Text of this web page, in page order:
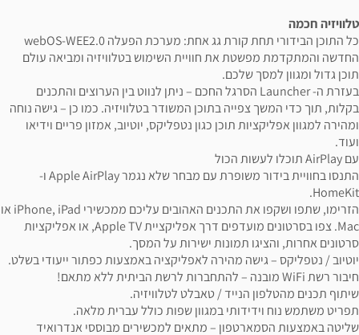
טלוויזיה חכמה
כל התוכן הבידורי תחת קורת גג אחת: מערכת הפעלה webOS-WEE2.0
החדשה והמתקדמת מפשטת את חוויית השימוש בטלוויזיה ומביאה עולם
תוכן גדול ומגוון למסך שלכם.
בעזרת ה- Launcher הסרגל החכם – ניתן לנווט בין הערוצים והתכנים
בקלות, תוך כדי המשך צפייה בתוכן המשודר בטלוויזיה. כמו כן – גישה נוחה
ומהירה למגוון אפליקציות תוכן כגון נטפליקס, יוטיוב, אמזון פריים וידיאו
ועוד.
עם AirPlay תוכלו לעשות הכול
התנסו בחוויית בידור משופרת עם מבחר שלא נגמר Apple AirPlay ו-
HomeKit.
הזרימו, שתפו ושקפו את התכנים האהובים עליכם ממכשירי iPhone, iPad או
Mac. צפו בסרטונים מועדפים דרך אפליקציית Apple TV, או אפליקציות
סרטונים אחרות, והציגו תמונות ישירות על המסך.
יוטיוב / נטפליקס – גישה מהירה לאפליקציה באמצעות כפתור ייעודי בשלט.
חיבור רשת WiFi מובנה – להתחברות לרשת הביתית ללא מתאם!
שיתוף תכנים מהטלפון הנייד / טאבלט לטלוויזיה.
תפריט משתמש נוח וידידותי במגוון שפות כולל עברית מלאה.
שליטה באמצעות הסמארטפון – מתאים למכשירים מבוססי אנדרואיד